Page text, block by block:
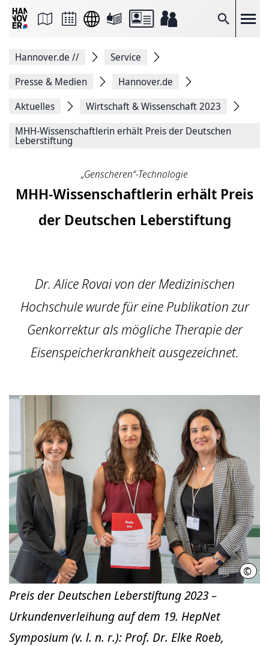
Suche
Seite
Facebook
teilen
Seitenlink
Seite
Drucken
Hannover.de //
Service
Presse & Medien
Hannover.de
Aktuelles
Wirtschaft & Wissenschaft 2023
MHH-Wissenschaftlerin erhält Preis der Deutschen
Leberstiftung
„Genscheren“-Technologie
MHH-Wissenschaftlerin erhält Preis
der Deutschen Leberstiftung
Dr. Alice Rovai von der Medizinischen
Hochschule wurde für eine Publikation zur
Genkorrektur als mögliche Therapie der
Eisenspeicherkrankheit ausgezeichnet.
©
Preis der Deutschen Leberstiftung 2023 –
Urkundenverleihung auf dem 19. HepNet
Symposium (v. l. n. r.): Prof. Dr. Elke Roeb,